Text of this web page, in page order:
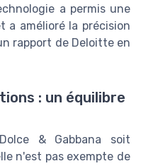
a permis une
a amélioré la précision
rapport de Deloitte en
: un équilibre
& Gabbana soit
n'est pas exempte de